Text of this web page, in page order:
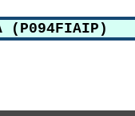
(P094FIAIP)